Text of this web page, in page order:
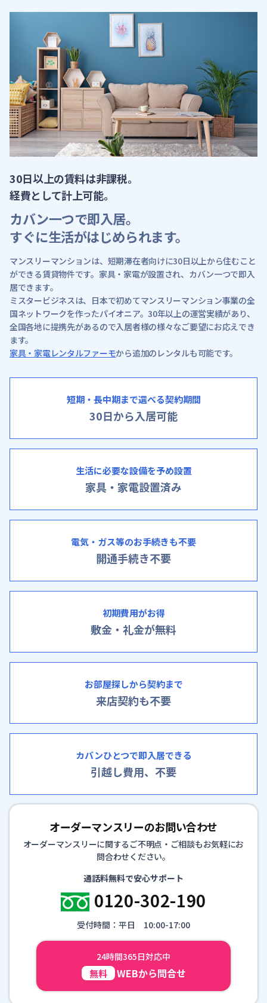
30日以上の賃料は非課税。
経費として計上可能。
カバン一つで即入居。
すぐに生活がはじめられます。
マンスリーマンションは、短期滞在者向けに30日以上から住むこと
ができる賃貸物件です。家具・家電が設置され、カバン一つで即入
居できます。
ミスタービジネスは、日本で初めてマンスリーマンション事業の全
国ネットワークを作ったパイオニア。30年以上の運営実績があり、
全国各地に提携先があるので入居者様の様々なご要望にお応えでき
ます。
家具・家電レンタルファーモから追加のレンタルも可能です。
短期・長中期まで選べる契約期間
30日から入居可能
生活に必要な設備を予め設置
家具・家電設置済み
電気・ガス等のお手続きも不要
開通手続き不要
初期費用がお得
敷金・礼金が無料
お部屋探しから契約まで
来店契約も不要
カバンひとつで即入居できる
引越し費用、不要
オーダーマンスリーのお問い合わせ
オーダーマンスリーに関するご不明点・ご相談もお気軽にお
問合わせください。
通話料無料で安心サポート
0120-302-190
受付時間：平日 10:00-17:00
24時間365日対応中
無料 WEBから問合せ